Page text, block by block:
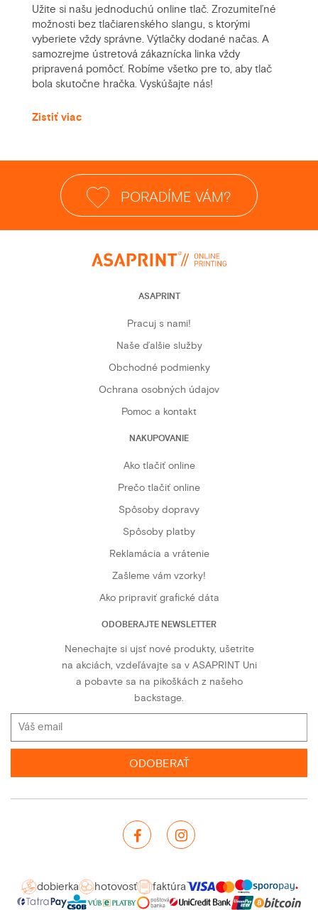
Užite si našu jednoduchú online tlač. Zrozumiteľné
možnosti bez tlačiarenského slangu, s ktorými
vyberiete vždy správne. Výtlačky dodané načas. A
samozrejme ústretová zákaznícka linka vždy
pripravená pomôcť. Robíme všetko pre to, aby tlač
bola skutočne hračka. Vyskúšajte nás!
Zistiť viac
PORADÍME VÁM?
ASAPRINT
Pracuj s nami!
Naše ďalšie služby
Obchodné podmienky
Ochrana osobných údajov
Pomoc a kontakt
NAKUPOVANIE
Ako tlačiť online
Prečo tlačiť online
Spôsoby dopravy
Spôsoby platby
Reklamácia a vrátenie
Zašleme vám vzorky!
Ako pripraviť grafické dáta
ODOBERAJTE NEWSLETTER
Nenechajte si ujsť nové produkty, ušetrite
na akciách, vzdeľávajte sa v ASAPRINT Uni
a pobavte sa na pikoškách z našeho
backstage.
ODOBERAŤ
dobierka hotovosť faktúra